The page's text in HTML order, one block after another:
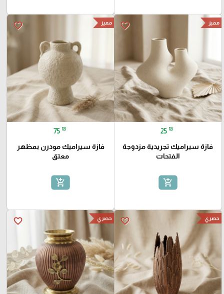
favorite_border مميز
25 ₪
فازة سيراميك تجريدية مزدوجة
الفتحات
add_shopping_cart
favorite_border مميز
75 ₪
فازة سيراميك مودرن بمظهر
معتق
add_shopping_cart
favorite_border حصري favorite_border حصري